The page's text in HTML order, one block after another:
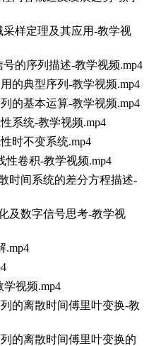
采样定理及其应用-教学视
号的序列描述-教学视频.mp4
的典型序列-教学视频.mp4
的基本运算-教学视频.mp4
系统-教学视频.mp4
时不变系统.mp4
性卷积-教学视频.mp4
时间系统的差分方程描述-
及数字信号思考-教学视
.mp4
学视频.mp4
列的离散时间傅里叶变换-教
列的离散时间傅里叶变换的